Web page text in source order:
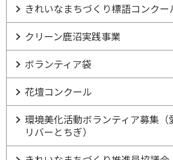
きれいなまちづくり標語コンクー
クリーン鹿沼実践事業
ボランティア袋
花壇コンクール
環境美化活動ボランティア募集
リバーとちぎ）